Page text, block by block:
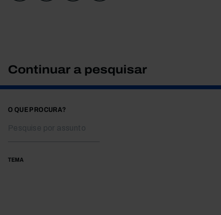
Continuar a pesquisar
O QUE PROCURA?
TEMA